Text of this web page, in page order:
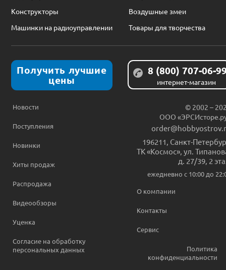
Конструкторы
Воздушные змеи
Машинки на радиоуправлении
Товары для творчества
Получить лучшие
цены
8 (800) 707-06-
интернет-магазин
Новости
Поступления
Новинки
Хиты продаж
Распродажа
Видеообзоры
Уценка
Согласие на обработку
персональных данных
© 2002 –
ООО
196211, Санкт-
ТК «Космос», ул.
д. 27/39, 2
ежедневно c 10:00 до
О компании
Контакты
Сервис
Политика
конфиденциальности